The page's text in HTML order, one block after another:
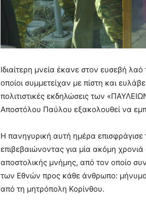
Ιδιαίτερη μνεία έκανε στον ευσεβή
οποίοι συμμετείχαν με πίστη και
πολιτιστικές εκδηλώσεις των
Αποστόλου Παύλου εξακολουθεί να
Η πανηγυρική αυτή ημέρα
επιβεβαιώνοντας για μία ακόμη
αποστολικής μνήμης, από τον οποίο
των Εθνών προς κάθε άνθρωπο: μήνυμα
από τη μητρόπολη Κορίνθου.